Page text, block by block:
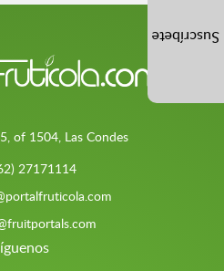
of 1504, Las Condes
27171114
Suscríbete